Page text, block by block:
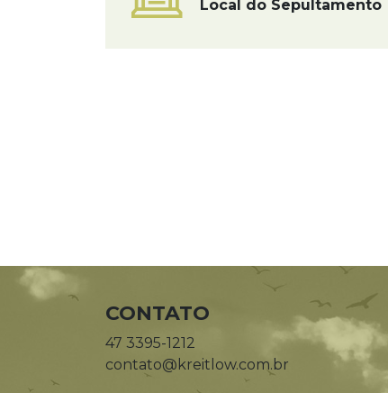
Local do Sepultamento
CONTATO
47 3395-1212
contato@kreitlow.com.br